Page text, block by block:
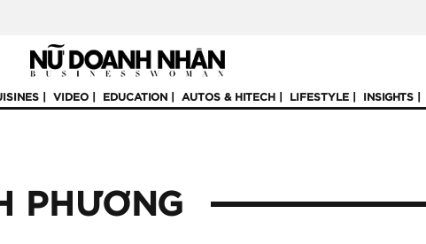
VIDEO EDUCATION AUTOS & HITECH LIFESTYLE INSIGHTS
PHƯƠNG